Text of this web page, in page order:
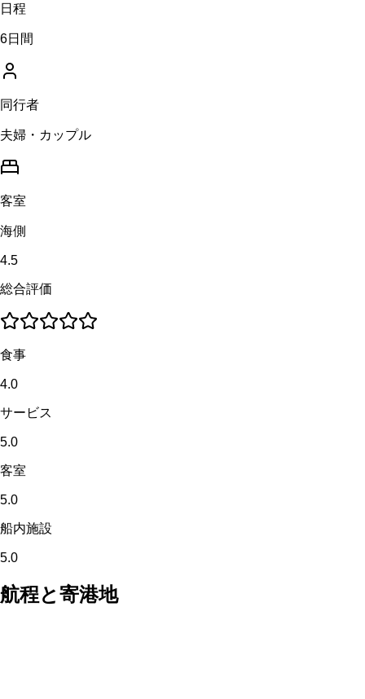
日程
6日間
同行者
夫婦・カップル
客室
海側
4.5
総合評価
食事
4.0
サービス
5.0
客室
5.0
船内施設
5.0
航程と寄港地